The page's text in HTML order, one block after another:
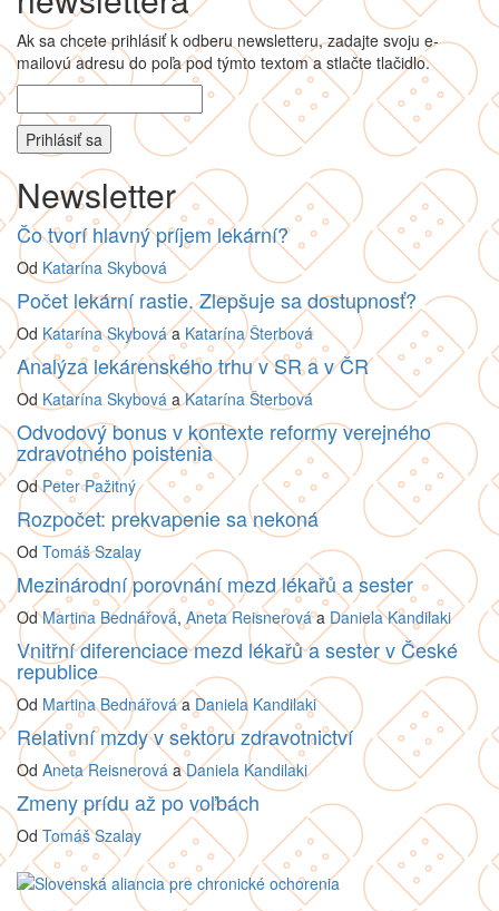
Ak sa chcete prihlásiť k odberu newsletteru, zadajte svoju e-
mailovú adresu do poľa pod týmto textom a stlačte tlačidlo.
Newsletter
Čo tvorí hlavný príjem lekární?
Od Katarína Skybová
Počet lekární rastie. Zlepšuje sa dostupnosť?
Od Katarína Skybováa Katarína Šterbová
Analýza lekárenského trhu v SR a v ČR
Od Katarína Skybová aKatarína Šterbová
Odvodový bonus v kontexte reformy verejného
zdravotného poistenia
OdPeter Pažitný
Rozpočet: prekvapenie sa nekoná
Od Tomáš Szalay
Mezinárodní porovnání mezd lékařů a sester
OdMartina Bednářová, Aneta Reisnerováa Daniela Kandilaki
Vnitřní diferenciace mezd lékařů a sester v České
republice
Od Martina Bednářováa Daniela Kandilaki
Relativní mzdy v sektoru zdravotnictví
Od Aneta Reisnerová aDaniela Kandilaki
Zmeny prídu až po voľbách
Od Tomáš Szalay